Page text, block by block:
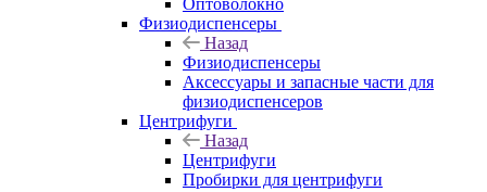
Оптоволокно
Физиодиспенсеры
Назад
Физиодиспенсеры
Аксессуары и запасные части для
физиодиспенсеров
Центрифуги
Назад
Центрифуги
Пробирки для центрифуги